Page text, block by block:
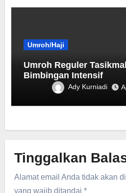
Umroh/Haji
Umroh Reguler
Bimbingan Intensif
Ady Kurniadi
Tinggalkan
Alamat email Anda tidak akan
yang wajib ditandai*